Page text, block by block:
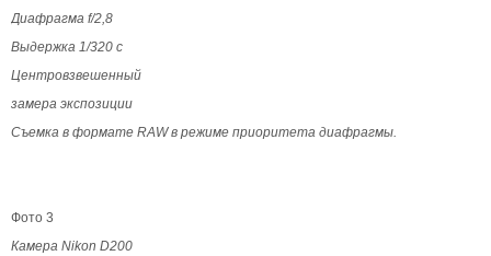
Диафрагма f/2,8
Выдержка 1/320 с
Центровзвешенный
замера экспозиции
Съемка в формате RAW в режиме приоритета диафрагмы.
Фото 3
Камера Nikon D200